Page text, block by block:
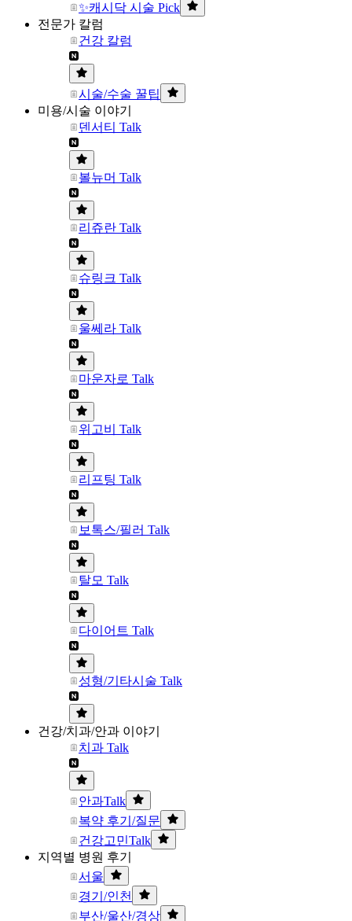
✨캐시닥 시술 Pick
전문가 칼럼
건강 칼럼
시술/수술 꿀팁
미용/시술 이야기
덴서티 Talk
볼뉴머 Talk
리쥬란 Talk
슈링크 Talk
울쎄라 Talk
마운자로 Talk
위고비 Talk
리프팅 Talk
보톡스/필러 Talk
탈모 Talk
다이어트 Talk
성형/기타시술 Talk
건강/치과/안과 이야기
치과 Talk
안과Talk
복약 후기/질문
건강고민Talk
지역별 병원 후기
서울
경기/인천
부산/울산/경상